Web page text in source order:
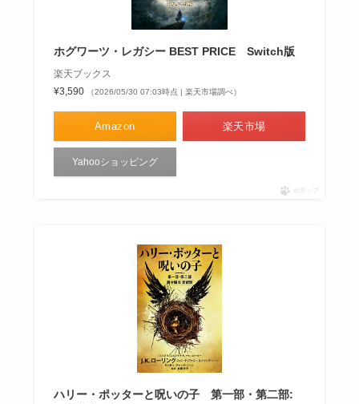
ホグワーツ・レガシー BEST PRICE Switch版
楽天ブックス
¥3,590
（2026/05/30 07:03時点 | 楽天市場調べ）
Amazon 楽天市場
Yahooショッピング
ポチップ
ハリー・ポッターと呪いの子 第一部・第二部: